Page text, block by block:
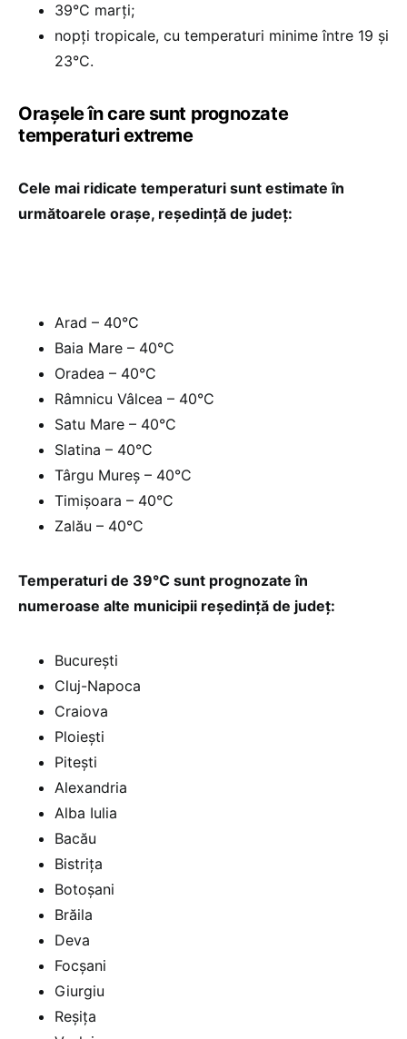
39°C marți;
nopți tropicale, cu temperaturi minime între 19 și
23°C.
Orașele în care sunt prognozate
temperaturi extreme
Cele mai ridicate temperaturi sunt estimate în
următoarele orașe, reședință de județ:
Arad – 40°C
Baia Mare – 40°C
Oradea – 40°C
Râmnicu Vâlcea – 40°C
Satu Mare – 40°C
Slatina – 40°C
Târgu Mureș – 40°C
Timișoara – 40°C
Zalău – 40°C
Temperaturi de 39°C sunt prognozate în
numeroase alte municipii reședință de județ:
București
Cluj-Napoca
Craiova
Ploiești
Pitești
Alexandria
Alba Iulia
Bacău
Bistrița
Botoșani
Brăila
Deva
Focșani
Giurgiu
Reșița